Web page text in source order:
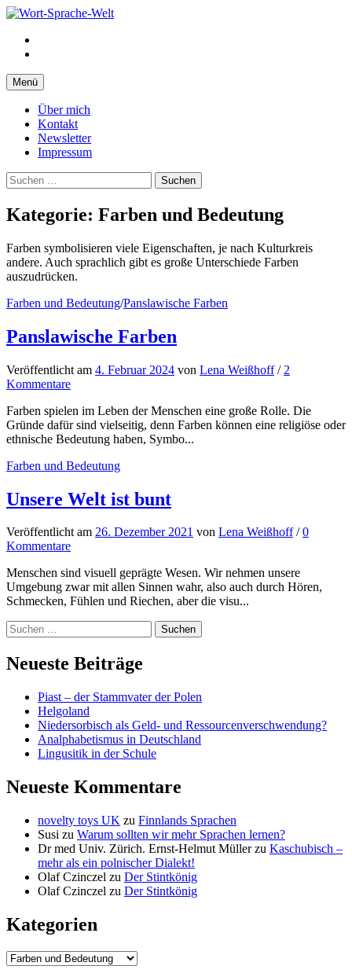
Springe
Inhalt
Menü
Über mich
Kontakt
Newsletter
Impressum
Suchen
nach:
Kategorie: Farben und Bedeutung
Farben symbolisieren viele Eigenschaften, je nach Kulturkreis
andere. Auch sprachlich gibt es große Unterschiede Farben
auszudrücken.
Farben und Bedeutung/Panslawische Farben
Panslawische Farben
Veröffentlicht am 4. Februar 2024 von Lena Weißhoff / 2
Kommentare
Farben spielen im Leben der Menschen eine große Rolle. Die
Gründe dafür sind vielseitig, denn Farben können eine religiöse oder
ethnische Bedeutung haben, Symbo...
Farben und Bedeutung
Unsere Welt ist bunt
Veröffentlichtam 26. Dezember 2021 von Lena Weißhoff /0
Kommentare
Menschen sind visuell geprägte Wesen. Wir nehmen unsere
Umgebung zwar mit allen Sinnen wahr, also auch durch Hören,
Schmecken, Fühlen und Riechen, aber die visu...
Suchen
nach:
Neueste Beiträge
Piast – der Stammvater der Polen
Helgoland
Niedersorbisch als Geld- und Ressourcenverschwendung?
Analphabetismus in Deutschland
Lingusitik in der Schule
Neueste Kommentare
novelty toys UK zu Finnlands Sprachen
Susi zu Warum sollten wir mehr Sprachen lernen?
Dr med Univ. Zürich. Ernst-Helmut Müllerzu Kaschubisch –
mehr als ein polnischer Dialekt!
Olaf Czinczel zu Der Stintkönig
Olaf Czinczel zu Der Stintkönig
Kategorien